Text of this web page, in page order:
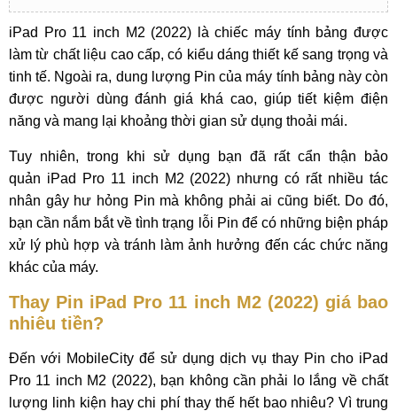
iPad Pro 11 inch M2 (2022) là chiếc máy tính bảng được
làm từ chất liệu cao cấp, có kiểu dáng thiết kế sang trọng và
tinh tế. Ngoài ra, dung lượng Pin của máy tính bảng này còn
được người dùng đánh giá khá cao, giúp tiết kiệm điện
năng và mang lại khoảng thời gian sử dụng thoải mái.
Tuy nhiên, trong khi sử dụng bạn đã rất cẩn thận bảo
quản iPad Pro 11 inch M2 (2022) nhưng có rất nhiều tác
nhân gây hư hỏng Pin mà không phải ai cũng biết. Do đó,
bạn cần nắm bắt về tình trạng lỗi Pin để có những biện pháp
xử lý phù hợp và tránh làm ảnh hưởng đến các chức năng
khác của máy.
Thay Pin iPad Pro 11 inch M2 (2022) giá bao
nhiêu tiền?
Đến với MobileCity để sử dụng dịch vụ thay Pin cho iPad
Pro 11 inch M2 (2022), bạn không cần phải lo lắng về chất
lượng linh kiện hay chi phí thay thế hết bao nhiêu? Vì trung